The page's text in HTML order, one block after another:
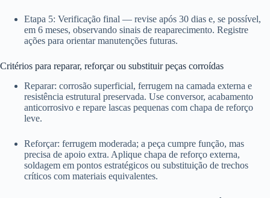
Etapa 5: Verificação final — revise após 30 dias e, se possível,
em 6 meses, observando sinais de reaparecimento. Registre
ações para orientar manutenções futuras.
Critérios para reparar, reforçar ou substituir peças corroídas
Reparar: corrosão superficial, ferrugem na camada externa e
resistência estrutural preservada. Use conversor, acabamento
anticorrosivo e repare lascas pequenas com chapa de reforço
leve.
Reforçar: ferrugem moderada; a peça cumpre função, mas
precisa de apoio extra. Aplique chapa de reforço externa,
soldagem em pontos estratégicos ou substituição de trechos
críticos com materiais equivalentes.